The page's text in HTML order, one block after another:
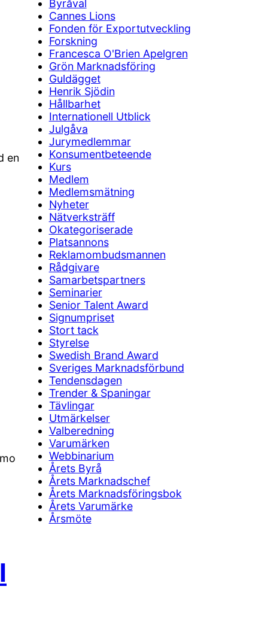
Byråval
Cannes Lions
Fonden för Exportutveckling
Forskning
Francesca O'Brien Apelgren
Grön Marknadsföring
Guldägget
Henrik Sjödin
Hållbarhet
Internationell Utblick
Julgåva
Jurymedlemmar
Konsumentbeteende
Kurs
Medlem
Medlemsmätning
Nyheter
Nätverksträff
Okategoriserade
Platsannons
Reklamombudsmannen
Rådgivare
Samarbetspartners
Seminarier
Senior Talent Award
Signumpriset
Stort tack
Styrelse
Swedish Brand Award
Sveriges Marknadsförbund
Tendensdagen
Trender & Spaningar
Tävlingar
Utmärkelser
Valberedning
Varumärken
Webbinarium
Årets Byrå
Årets Marknadschef
Årets Marknadsföringsbok
Årets Varumärke
Årsmöte
en